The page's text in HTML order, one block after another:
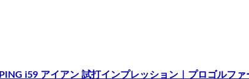
PING i59 アイアン 試打インプレッション｜プロゴルファ